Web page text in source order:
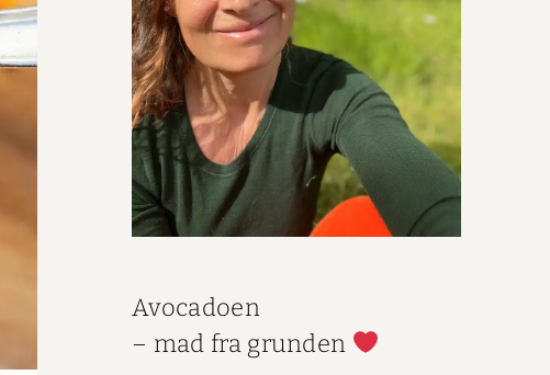
Avo­ca­doen
– mad fra grun­den